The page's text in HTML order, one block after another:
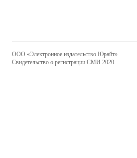
ООО «Электронное издательство Юрайт»
Свидетельство о регистрации СМИ 2020